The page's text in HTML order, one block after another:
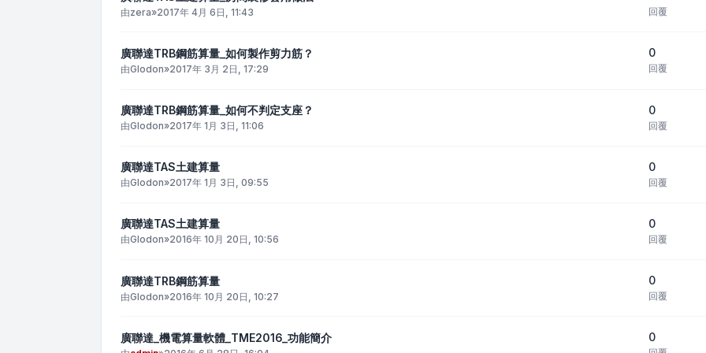
由zera»2017年 4月 6日, 11:43 回覆
廣聯達TRB鋼筋算量_如何製作剪力筋？
由Glodon»2017年 3月 2日, 17:29
0
回覆
廣聯達TRB鋼筋算量_如何不判定支座？
由Glodon»2017年 1月 3日, 11:06
0
回覆
廣聯達TAS土建算量
由Glodon»2017年 1月 3日, 09:55
0
回覆
廣聯達TAS土建算量
由Glodon»2016年 10月 20日, 10:56
0
回覆
廣聯達TRB鋼筋算量
由Glodon»2016年 10月 20日, 10:27
0
回覆
廣聯達_機電算量軟體_TME2016_功能簡介 0